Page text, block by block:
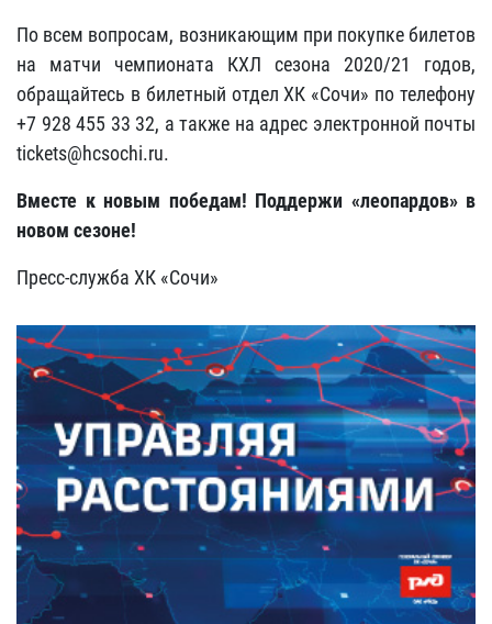
По всем вопросам, возникающим при покупке билетов
на матчи чемпионата КХЛ сезона 2020/21 годов,
обращайтесь в билетный отдел ХК «Сочи» по телефону
+7 928 455 33 32, а также на адрес электронной почты
tickets@hcsochi.ru.
Вместе к новым победам! Поддержи «леопардов» в
новом сезоне!
Пресс-служба ХК «Сочи»